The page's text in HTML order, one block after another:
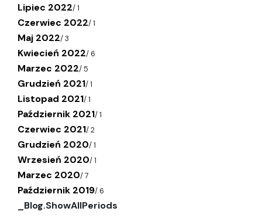
Lipiec 2022/1
Czerwiec 2022/1
Maj 2022/3
Kwiecień 2022/6
Marzec 2022/5
Grudzień 2021/1
Listopad 2021/1
Październik 2021/1
Czerwiec 2021/2
Grudzień 2020/1
Wrzesień 2020/1
Marzec 2020/7
Październik 2019/6
_Blog.ShowAllPeriods